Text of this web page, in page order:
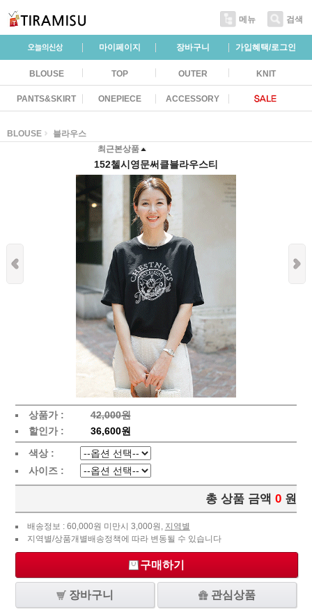
메뉴 검색
마이페이지 장바구니 가입혜택/로그인
BLOUSE TOP OUTER KNIT
PANTS&SKIRT ONEPIECE ACCESSORY
BLOUSE
블라우스
최근본상품
152첼시영문써클블라우스티
상품가 :
42,000원
할인가 :
36,600원
색상 :
사이즈 :
총 상품 금액 0 원
배송정보 : 60,000원 미만시 3,000원, 지역별
지역별/상품개별배송정책에 따라 변동될 수 있습니다
구매하기
장바구니 관심상품